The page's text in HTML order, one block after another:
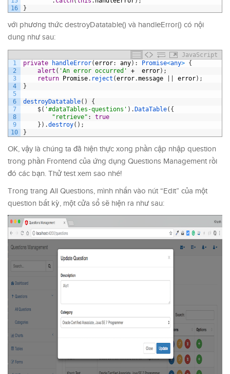
16
}
với phương thức destroyDatatable() và handleError() có nội
dung như sau:
JavaScript
1
2
3
4
5
6
7
8
9
10
private handleError(error: any) : Promise<any> {
alert ( 'An error occurred' + error) ;
return Promise. reject (error.message error) ;
}
destroyDatatable( )
{
$( '#dataTables-questions' ) .DataTable( {
"retrieve" :
true
} ) .destroy( ) ;
}
OK, vậy là chúng ta đã hiện thực xong phần cập nhập question
trong phần Frontend của ứng dụng Questions Management rồi
đó các bạn. Thử test xem sao nhé!
Trong trang All Questions, mình nhấn vào nút “Edit” của một
question bất kỳ, một cửa sổ sẽ hiện ra như sau: